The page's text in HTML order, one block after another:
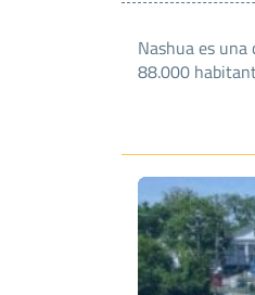
Nashua es una
88.000